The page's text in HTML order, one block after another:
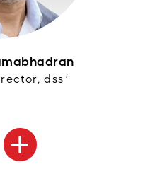
dss+